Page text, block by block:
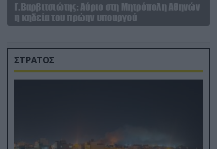
Γ.Βαρβιτσιώτης: Aύριο στη Μητρόπολη Αθηνών
η κηδεία του πρώην υπουργού
ΣΤΡΑΤΟΣ